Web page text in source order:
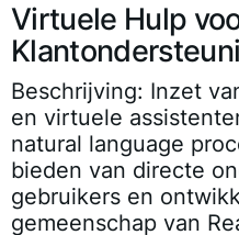
Virtuele Hulp
Beschrijving: Inzet
en virtuele
natural language
bieden van directe
gebruikers en
gemeenschap van